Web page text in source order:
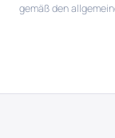
gemäß den